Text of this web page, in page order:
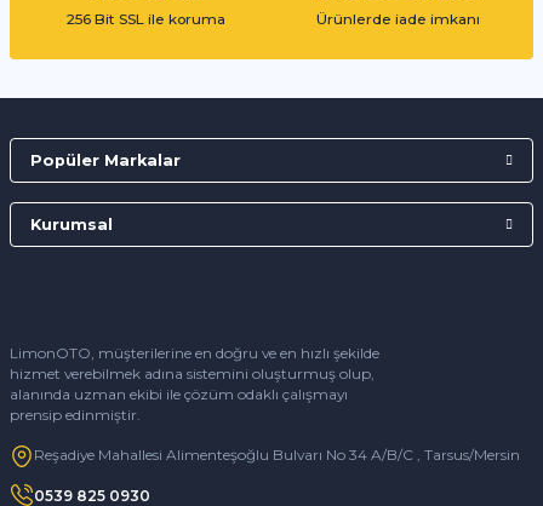
256 Bit SSL ile koruma
Ürünlerde iade imkanı
LimonOTO, müşterilerine en doğru ve en hızlı şekilde
hizmet verebilmek adına sistemini oluşturmuş olup,
alanında uzman ekibi ile çözüm odaklı çalışmayı
prensip edinmiştir.
Reşadiye Mahallesi Alimenteşoğlu Bulvarı No 34 A/B/C , Tarsus/Mersin
0539 825 0930
Popüler Markalar
Kurumsal